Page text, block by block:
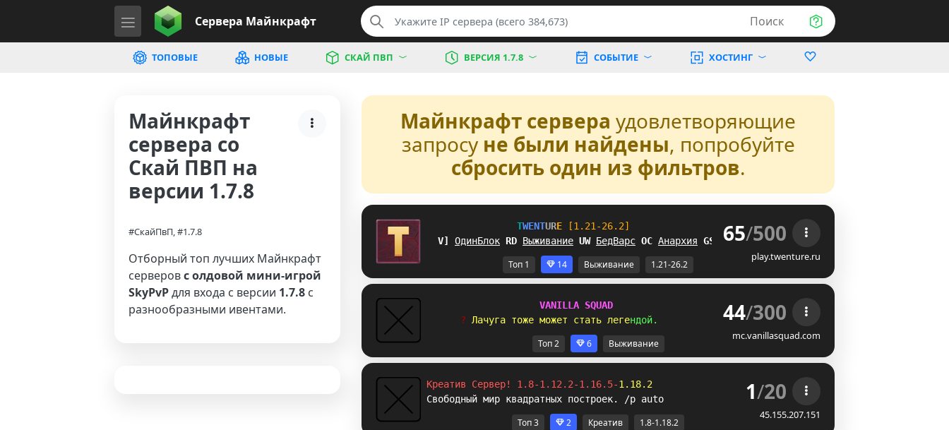
Сервера Майнкрафт Поиск
ТОПОВЫЕ НОВЫЕ СКАЙ ПВП ВЕРСИЯ 1.7.8 СОБЫТИЕ ХОСТИНГ
Майнкрафт
сервера со
Скай ПВП на
версии 1.7.8
#СкайПвП, #1.7.8
Отборный топ лучших Майнкрафт
серверовс олдовой мини-игрой
SkyPvPдля входа с версии 1.7.8 с
разнообразными ивентами.
Майнкрафт сервера удовлетворяющие
запросу не были найдены, попробуйте
сбросить один из фильтров.
TWENTURE
[1.21-26.2]
HZ
ОдинБлок OL Выживание XR БедВарс RU Анархия CT 65/500
play.twenture.ru
Топ 1 14 Выживание 1.21-26.2
VANIL L A SQUAD
? Лачуга тоже может стать легендой. 44/300
mc.vanillasquad.com
Топ 2 6 Выживание
Креатив Сервер! 1.8-1.12.2-1.16.5-1.18.2
Свободный мир квадратных построек. /p auto
1/20
45.155.207.151
Топ 3 2 Креатив 1.8-1.18.2